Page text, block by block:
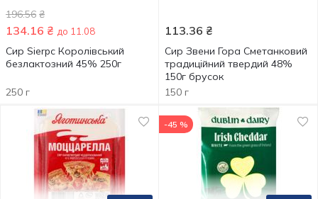
196.56 ₴
134.16 ₴ до 11.08
Сир Sierpc Королівський
безлактозний 45% 250г
250 г
113.36 ₴
Сир Звени Гора Сметанковий
традиційний твердий 48%
150г брусок
150 г
-45 %